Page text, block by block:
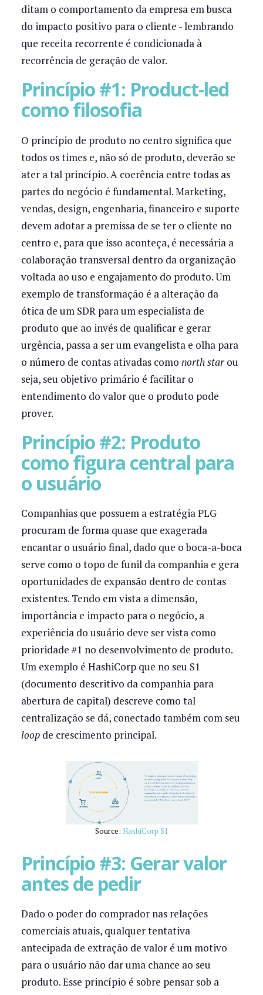
ditam o comportamento da empresa em busca
do impacto positivo para o cliente - lembrando
que receita recorrente é condicionada à
recorrência de geração de valor.
Princípio #1: Product-led
como filosofia
O princípio de produto no centro significa que
todos os times e, não só de produto, deverão se
ater a tal princípio. A coerência entre todas as
partes do negócio é fundamental. Marketing,
vendas, design, engenharia, financeiro e suporte
devem adotar a premissa de se ter o cliente no
centro e, para que isso aconteça, é necessária a
colaboração transversal dentro da organização
voltada ao uso e engajamento do produto. Um
exemplo de transformação é a alteração da
ótica de um SDR para um especialista de
produto que ao invés de qualificar e gerar
urgência, passa a ser um evangelista e olha para
o número de contas ativadas como north starou
seja, seu objetivo primário é facilitar o
entendimento do valor que o produto pode
prover.
Princípio #2: Produto
como figura central para
o usuário
Companhias que possuem a estratégia PLG
procuram de forma quase que exagerada
encantar o usuário final, dado que o boca-a-boca
serve como o topo de funil da companhia e gera
oportunidades de expansão dentro de contas
existentes. Tendo em vista a dimensão,
importância e impacto para o negócio, a
experiência do usuário deve ser vista como
prioridade #1 no desenvolvimento de produto.
Um exemplo é HashiCorp que no seu S1
(documento descritivo da companhia para
abertura de capital) descreve como tal
centralização se dá, conectado também com seu
loop de crescimento principal.
Source: HashiCorp S1
Princípio #3: Gerar valor
antes de pedir
Dado o poder do comprador nas relações
comerciais atuais, qualquer tentativa
antecipada de extração de valor é um motivo
para o usuário não dar uma chance ao seu
produto. Esse princípio é sobre pensar sob a